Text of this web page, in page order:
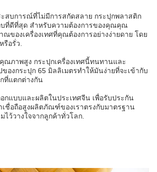
ะสบการณ์ที่ไม่มีการสกัดสลาย กระปุกพลาสติก
ที่ดีที่สุด สําหรับความต้องการของคุณคุณ
ของเครื่องเทศที่คุณต้องการอย่างง่ายดาย โดย
อรั่ว.
ณภาพสูง กระปุกเครื่องเทศนี้ทนทานและ
องกระปุก 65 มิลลิเมตรทําให้มันง่ายที่จะเข้ากับ
ที่แตกต่างกัน
กแบบและผลิตในประเทศจีน เพื่อรับประกัน
ชื่อถือสูงผลิตภัณฑ์ของเราตรงกับมาตรฐาน
ว้วางใจจากลูกค้าทั่วโลก.